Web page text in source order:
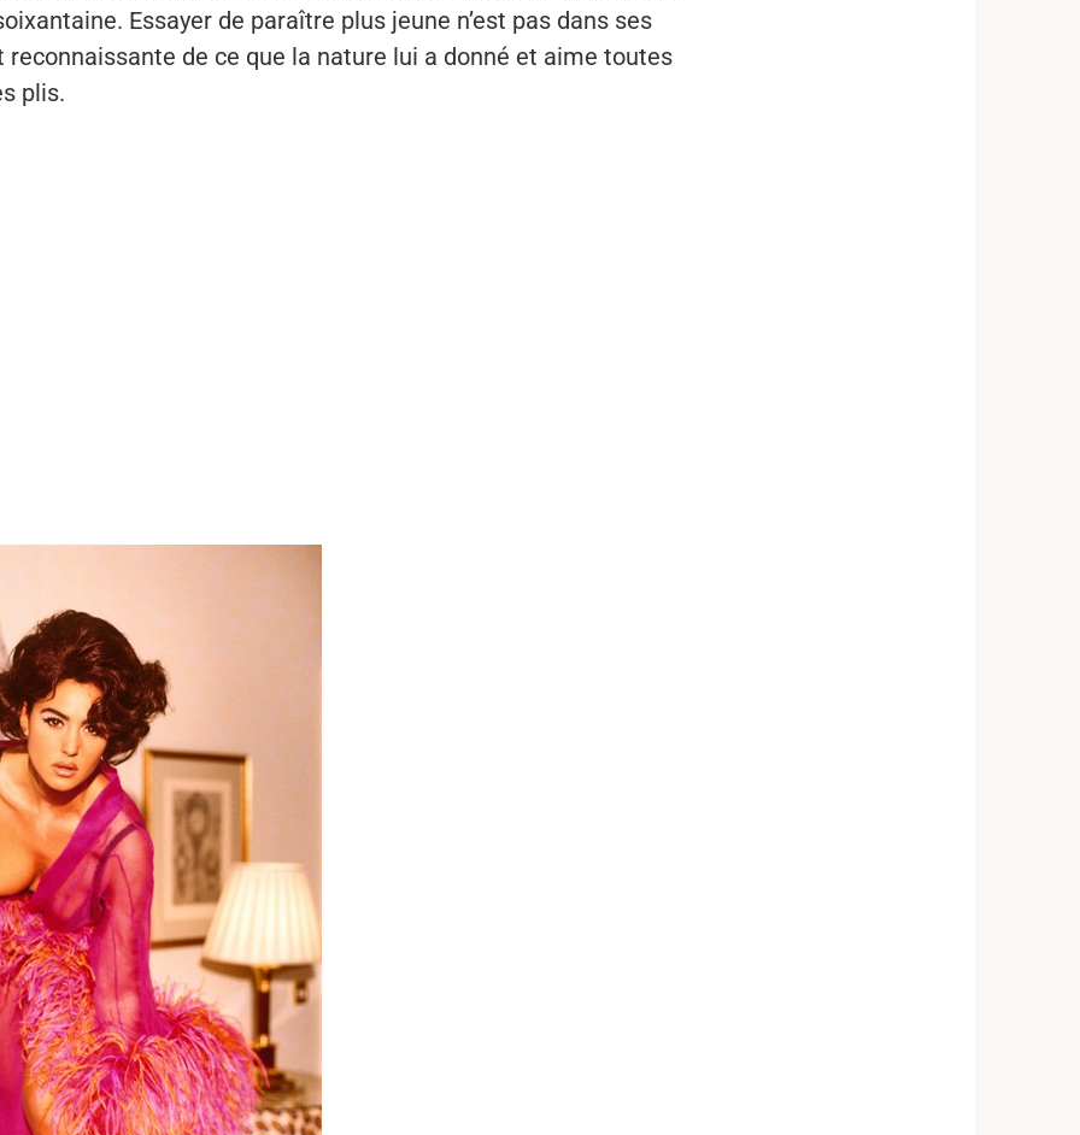
Essayer de paraître plus jeune n’est pas dans ses
reconnaissante de ce que la nature lui a donné et aime toutes
plis.